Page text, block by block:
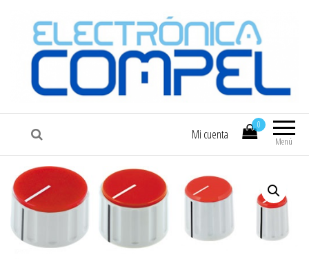
COMPEL Electrónica COMPEL
Menú
0
Mi cuenta